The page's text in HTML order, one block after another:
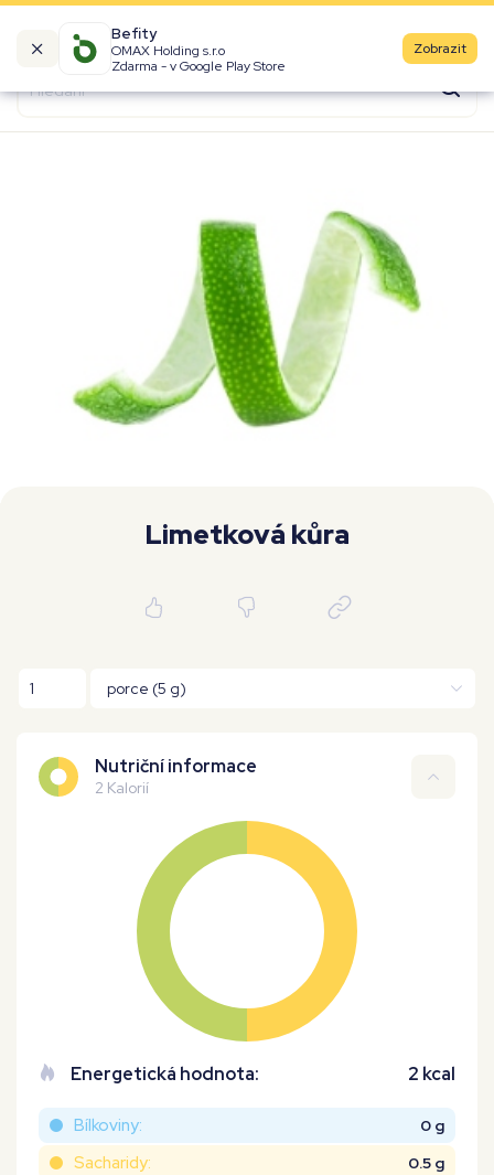
Befity
OMAX Holding s.r.o
Zdarma - v Google Play Store
Zobrazit
Kalorické tabulky
Denní aktivity
Cviky
Limetková kůra
Nutriční informace
2 Kalorií
Energetická hodnota: 2 kcal
Bílkoviny: 0 g
Sacharidy:
0.5 g